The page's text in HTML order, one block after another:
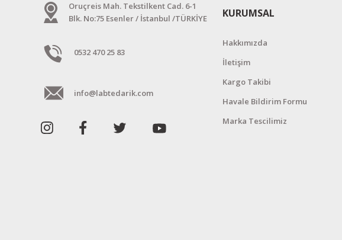
Oruçreis Mah. Tekstilkent Cad. 6-1
Blk. No:75 Esenler / İstanbul /TÜRKİYE
0532 470 25 83
info@labtedarik.com
KURUMSAL
Hakkımızda
İletişim
Kargo Takibi
Havale Bildirim Formu
Marka Tescilimiz